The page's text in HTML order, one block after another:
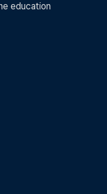
education